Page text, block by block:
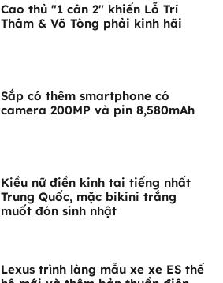
Cao thủ "1 cân 2" khiến Lỗ Trí
Thâm & Võ Tòng phải kinh hãi
Sắp có thêm smartphone có
camera 200MP và pin 8,580mAh
Kiều nữ điền kinh tai tiếng nhất
Trung Quốc, mặc bikini trắng
muốt đón sinh nhật
Lexus trình làng mẫu xe xe ES thế